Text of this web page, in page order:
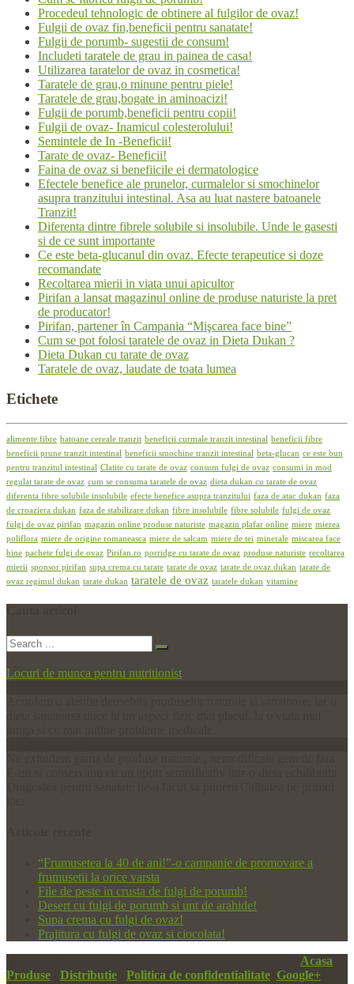
Procedeul tehnologic de obtinere al fulgilor de ovaz!
Fulgii de ovaz fin,beneficii pentru sanatate!
Fulgii de porumb- sugestii de consum!
Includeti taratele de grau in painea de casa!
Utilizarea taratelor de ovaz in cosmetica!
Taratele de grau,o minune pentru piele!
Taratele de grau,bogate in aminoacizi!
Fulgii de porumb,beneficii pentru copii!
Fulgii de ovaz- Inamicul colesterolului!
Semintele de In -Beneficii!
Tarate de ovaz- Beneficii!
Faina de ovaz si benefiicile ei dermatologice
Efectele benefice ale prunelor, curmalelor si smochinelor
asupra tranzitului intestinal. Asa au luat nastere batoanele
Tranzit!
Diferenta dintre fibrele solubile si insolubile. Unde le gasesti
si de ce sunt importante
Ce este beta-glucanul din ovaz. Efecte terapeutice si doze
recomandate
Recoltarea mierii in viata unui apicultor
Pirifan a lansat magazinul online de produse naturiste la pret
de producator!
Pirifan, partener în Campania “Mişcarea face bine”
Cum se pot folosi taratele de ovaz in Dieta Dukan ?
Dieta Dukan cu tarate de ovaz
Taratele de ovaz, laudate de toata lumea
Etichete
alimente fibre batoane cereale tranzit beneficii curmale tranzit intestinal beneficii fibre
beneficii prune tranzit intestinal beneficii smochine tranzit intestinal beta-glucan ce este bun
pentru tranzitul intestinal Clatite cu tarate de ovaz consum fulgi de ovaz consumi in mod
regulat tarate de ovaz cum se consuma taratele de ovaz dieta dukan cu tarate de ovaz
diferenta fibre solubile insolubile efecte benefice asupra tranzitului faza de atac dukan faza
de croaziera dukan faza de stabilizare dukan fibre insolubile fibre solubile fulgi de ovaz
fulgi de ovaz pirifan magazin online produse naturiste magazin plafar online miere mierea
poliflora miere de origine romaneasca miere de salcam miere de tei minerale miscarea face
bine pachete fulgi de ovaz Pirifan.ro porridge cu tarate de ovaz produse naturiste recoltarea
mierii sponsor pirifan supa crema cu tarate tarate de ovaz tarate de ovaz dukan tarate de
ovaz regimul dukan tarate dukan taratele de ovaz taratele dukan vitamine
Locuri de munca pentru nutritionist
“Frumusetea la 40 de ani!”-o campanie de promovare a
frumusetii la orice varsta
File de peste in crusta de fulgi de porumb!
Desert cu fulgi de porumb si unt de arahide!
Supa crema cu fulgi de ovaz!
Prajitura cu fulgi de ovaz si ciocolata!
Acasa
Produse
Distributie Politica de confidentialitate Google+